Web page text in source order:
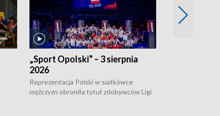
„Sport Opolski” – 3 sierpnia
2026
Reprezentacja Polski w siatkówce
mężczyzn obroniła tytuł zdobywców Ligi